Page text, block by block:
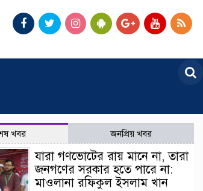
খবর জনপ্রিয় খবর
যারা গণভোটের রায় মানে না, তারা
জনগণের সরকার হতে পারে না:
মাওলানা রফিকুল ইসলাম খান